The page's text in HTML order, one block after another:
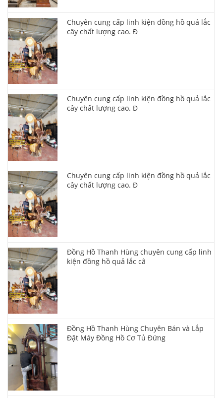
Chuyên cung cấp linh kiện đồng hồ quả lắc
cây chất lượng cao. Đ
Chuyên cung cấp linh kiện đồng hồ quả lắc
cây chất lượng cao. Đ
Chuyên cung cấp linh kiện đồng hồ quả lắc
cây chất lượng cao. Đ
Đồng Hồ Thanh Hùng chuyên cung cấp linh
kiện đồng hồ quả lắc câ
Đồng Hồ Thanh Hùng Chuyên Bán và Lắp
Đặt Máy Đồng Hồ Cơ Tủ Đứng